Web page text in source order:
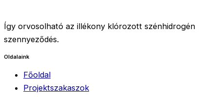
Így orvosolható az illékony klórozott szénhidrogén
szennyeződés.
Oldalaink
Főoldal
Projektszakaszok